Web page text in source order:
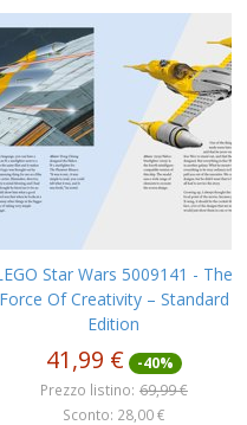
Star Wars 5009141 - The
Force Of Creativity – Standard
Edition
41,99 € -40%
Prezzo listino: 69,99 €
Sconto: 28,00 €